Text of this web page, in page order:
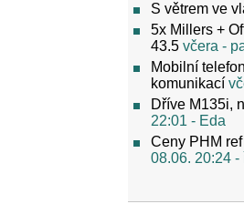
S větrem ve
5x Millers +
43.5 včera -
Mobilní
komunikací
Dříve M135i,
22:01 - Eda
Ceny PHM
08.06. 20:24 -